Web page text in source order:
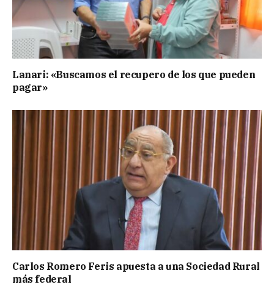
Lanari: «Buscamos el recupero de los que pueden
pagar»
Carlos Romero Feris apuesta a una Sociedad Rural
más federal